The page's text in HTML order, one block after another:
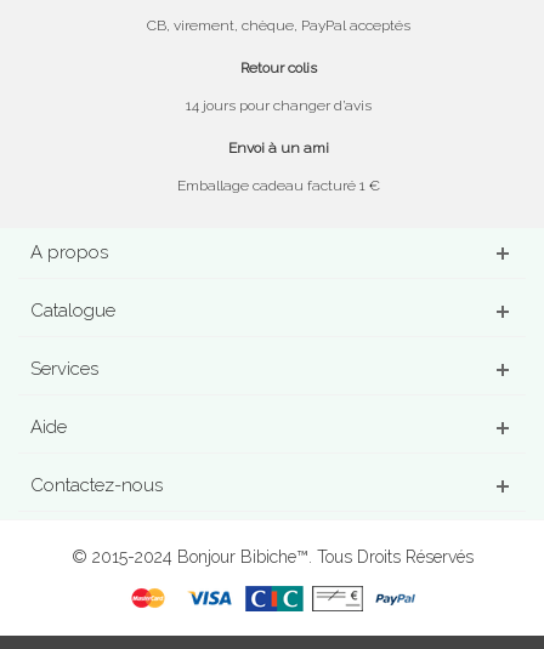
CB, virement, chèque, PayPal acceptés
Retour colis
14 jours pour changer d’avis
Envoi à un ami
Emballage cadeau facturé 1 €
A propos
Catalogue
Services
Aide
Contactez-nous
© 2015-2024 Bonjour Bibiche™. Tous Droits Réservés